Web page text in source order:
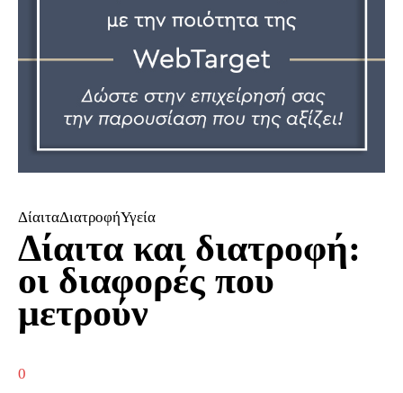
ΔίαιταΔιατροφήΥγεία
Δίαιτα και διατροφή:
οι διαφορές που
μετρούν
0